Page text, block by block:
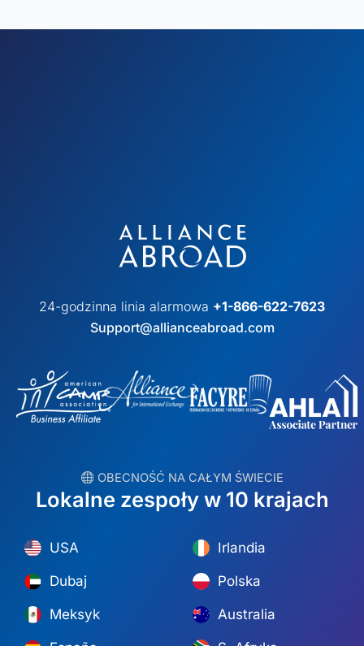
24-godzinna linia alarmowa +1-866-622-7623
Support@allianceabroad.com
︎ OBECNOŚĆ NA CAŁYM ŚWIECIE
Lokalne zespoły w 10 krajach
USA
Dubaj
Meksyk
Irlandia
Polska
Australia